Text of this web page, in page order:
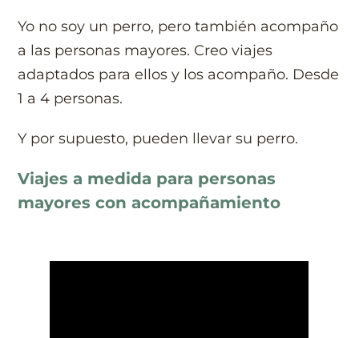
Yo no soy un perro, pero también acompaño
a las personas mayores. Creo viajes
adaptados para ellos y los acompaño. Desde
1 a 4 personas.
Y por supuesto, pueden llevar su perro.
Viajes a medida para personas
mayores con acompañamiento